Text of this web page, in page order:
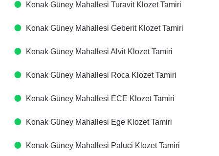
Konak Güney Mahallesi Turavit Klozet Tamiri
Konak Güney Mahallesi Geberit Klozet Tamiri
Konak Güney Mahallesi Alvit Klozet Tamiri
Konak Güney Mahallesi Roca Klozet Tamiri
Konak Güney Mahallesi ECE Klozet Tamiri
Konak Güney Mahallesi Ege Klozet Tamiri
Konak Güney Mahallesi Paluci Klozet Tamiri